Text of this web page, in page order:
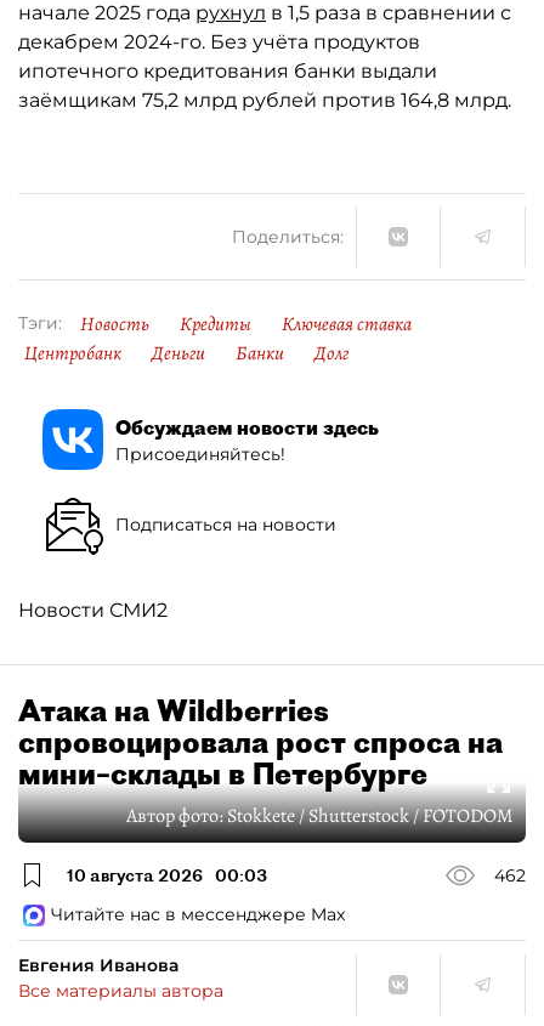
начале 2025 года рухнул в 1,5 раза в сравнении с
декабрем 2024-го. Без учёта продуктов
ипотечного кредитования банки выдали
заёмщикам 75,2 млрд рублей против 164,8 млрд.
Поделиться:
Тэги: Новость Кредиты
Ключевая ставка
Центробанк
Деньги Банки Долг
Обсуждаем новости здесь
Присоединяйтесь!
Подписаться на новости
Новости СМИ2
Атака на Wildberries
спровоцировала рост спроса на
мини–склады в Петербурге
Автор фото:Stokkete / Shutterstock / FOTODOM
10 августа 2026 00:03
462
Читайте нас в мессенджере Max
Евгения Иванова
Все материалы автора